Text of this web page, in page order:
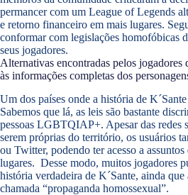
permancer com um League of Legends
e retorno financeiro em mais lugares.
conformar com legislações homofóbicas
seus jogadores.
Alternativas encontradas pelos jogadores
às informações completas dos
Um dos países onde a história de
Sabemos que lá, as leis são bastante
pessoas LGBTQIAP+. Apesar das redes
serem próprias do território, os usuários
ou Twitter, podendo ter acesso a
lugares. Desse modo, muitos jogadores
história verdadeira de K´Sante, ainda
chamada “propaganda homossexual”.